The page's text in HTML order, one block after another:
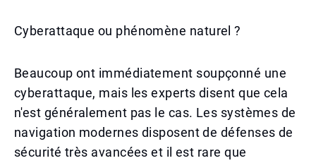
Cyberattaque ou phénomène naturel ?
Beaucoup ont immédiatement soupçonné une
cyberattaque, mais les experts disent que cela
n'est généralement pas le cas. Les systèmes de
navigation modernes disposent de défenses de
sécurité très avancées et il est rare que